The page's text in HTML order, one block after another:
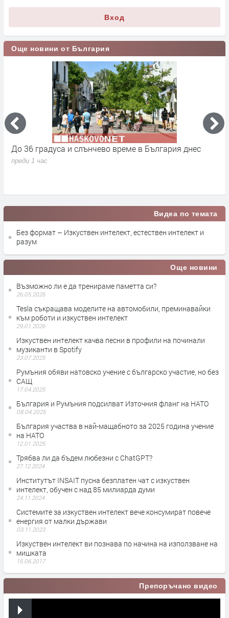
Вход
Още новини от България
днес
От 9 август приключва двойното етикетиране -
се променя за потребителите
Видеа по темата
Без формат – Изкуствен интелект, естествен интелект и
разум
Още новини
Възможно ли е да тренираме паметта си?
26.05.2026
Tesla съкращава моделите на автомобили, преминавайки
към роботи и изкуствен интелект
29.01.2026
Изкуствен интелект качва песни в профили на починали
музиканти в Spotify
23.07.2025
Румъния обяви натовско учение с българско участие, но без
САЩ
17.04.2025
България и Румъния подсилват Източния фланг на НАТО
08.04.2025
България участва в най-мащабното за 2025 година учение
на НАТО
12.01.2025
Трябва ли да бъдем любезни с ChatGPT?
27.12.2024
Институтът INSAIT пусна безплатен чат с изкуствен
интелект, обучен с над 85 милиарда думи
24.11.2024
Системите за изкуствен интелект вече консумират повече
енергия от малки държави
03.11.2023
Изкуствен интелект ви познава по начина на използване на
мишката
15.06.2017
Препоръчано видео